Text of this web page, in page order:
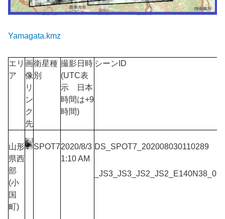
Yamagata.kmz
エリ
ア
画
像
リ
ン
ク
先
衛星種
別
撮影日時
(UTC表
示 日本
時間は+9
時間)
シーンID
山形
県西
部
(小
国
町)
SPOT72020/8/3
1:10 AM
DS_SPOT7_202008030110289